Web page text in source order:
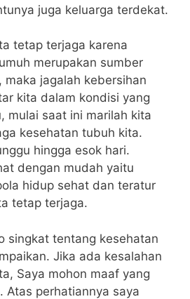
juga keluarga terdekat.
tetap terjaga karena
merupakan sumber
maka jagalah kebersihan
kita dalam kondisi yang
mulai saat ini marilah kita
kesehatan tubuh kita.
hingga esok hari.
dengan mudah yaitu
hidup sehat dan teratur
tetap terjaga.
singkat tentang kesehatan
Jika ada kesalahan
Saya mohon maaf yang
Atas perhatiannya saya